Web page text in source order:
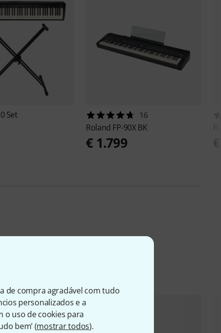
de compra agradável com tudo
personalizados e a
o uso de cookies para
bem’ (mostrar todos).
Set
16
Roland FP-90X BK
€ 1.799